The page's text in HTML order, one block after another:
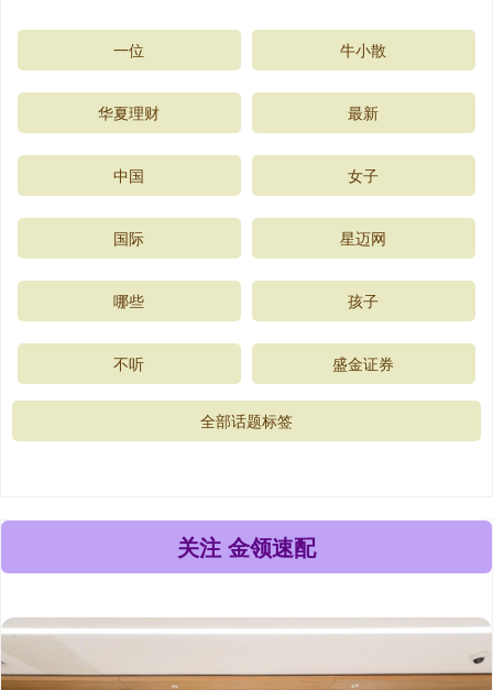
一位 牛小散
华夏理财 最新
中国 女子
国际 星迈网
哪些 孩子
不听 盛金证券
全部话题标签
关注 金领速配